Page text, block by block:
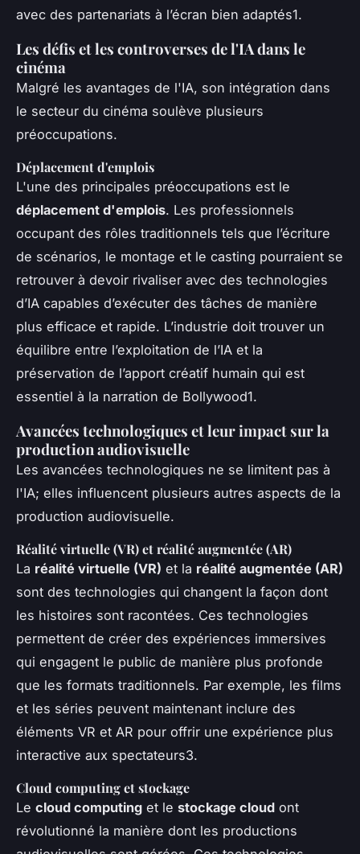
avec des partenariats à l’écran bien adaptés1.
Les défis et les controverses de l'IA dans le
cinéma
Malgré les avantages de l'IA, son intégration dans
le secteur du cinéma soulève plusieurs
préoccupations.
Déplacement d'emplois
L'une des principales préoccupations est le
déplacement d'emplois. Les professionnels
occupant des rôles traditionnels tels que l’écriture
de scénarios, le montage et le casting pourraient se
retrouver à devoir rivaliser avec des technologies
d’IA capables d’exécuter des tâches de manière
plus efficace et rapide. L’industrie doit trouver un
équilibre entre l’exploitation de l’IA et la
préservation de l’apport créatif humain qui est
essentiel à la narration de Bollywood1.
Avancées technologiques et leur impact sur la
production audiovisuelle
Les avancées technologiques ne se limitent pas à
l'IA; elles influencent plusieurs autres aspects de la
production audiovisuelle.
Réalité virtuelle (VR) et réalité augmentée (AR)
La réalité virtuelle (VR) et la réalité augmentée (AR)
sont des technologies qui changent la façon dont
les histoires sont racontées. Ces technologies
permettent de créer des expériences immersives
qui engagent le public de manière plus profonde
que les formats traditionnels. Par exemple, les films
et les séries peuvent maintenant inclure des
éléments VR et AR pour offrir une expérience plus
interactive aux spectateurs3.
Cloud computing et stockage
Le cloud computing et le stockage cloud ont
révolutionné la manière dont les productions